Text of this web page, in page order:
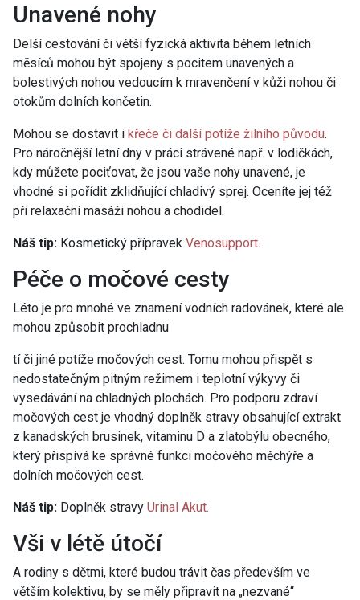
Unavené nohy
Delší cestování či větší fyzická aktivita během letních
měsíců mohou být spojeny s pocitem unavených a
bolestivých nohou vedoucím k mravenčení v kůži nohou či
otokům dolních končetin.
Mohou se dostavit i křeče či další potíže žilního původu.
Pro náročnější letní dny v práci strávené např. v lodičkách,
kdy můžete pociťovat, že jsou vaše nohy unavené, je
vhodné si pořídit zklidňující chladivý sprej. Oceníte jej též
při relaxační masáži nohou a chodidel.
Náš tip: Kosmetický přípravek Venosupport.
Péče o močové cesty
Léto je pro mnohé ve znamení vodních radovánek, které ale
mohou způsobit prochladnu
tí či jiné potíže močových cest. Tomu mohou přispět s
nedostatečným pitným režimem i teplotní výkyvy či
vysedávání na chladných plochách. Pro podporu zdraví
močových cest je vhodný doplněk stravy obsahující extrakt
z kanadských brusinek, vitaminu D a zlatobýlu obecného,
který přispívá ke správné funkci močového měchýře a
dolních močových cest.
Náš tip: Doplněk stravy Urinal Akut.
Vši v létě útočí
A rodiny s dětmi, které budou trávit čas především ve
větším kolektivu, by se měly připravit na „nezvané“